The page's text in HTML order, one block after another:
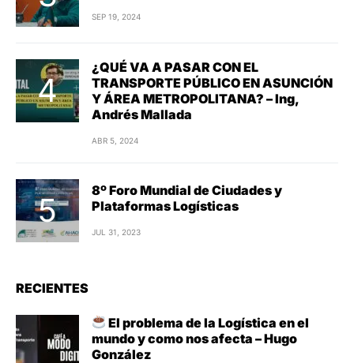
SEP 19, 2024
¿QUÉ VA A PASAR CON EL
TRANSPORTE PÚBLICO EN ASUNCIÓN
Y ÁREA METROPOLITANA? – Ing,
Andrés Mallada
ABR 5, 2024
8º Foro Mundial de Ciudades y
Plataformas Logísticas
JUL 31, 2023
RECIENTES
El problema de la Logística en el
mundo y como nos afecta – Hugo
González